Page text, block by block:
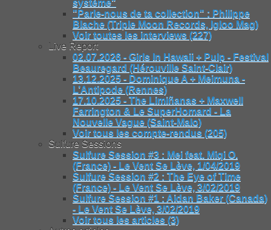
système"
"Parle-nous de ta collection" : Philippe
Blache (Triple Moon Records, Igloo Mag)
Voir toutes les interviews (227)
Live Report
02.07.2026 - Girls In Hawaii + Pulp - Festival
Beauregard (Hérouville Saint-Clair)
13.12.2025 - Dominique A + Meimuna -
L’Antipode (Rennes)
17.10.2025 - The Limiñanas + Maxwell
Farrington & Le SuperHomard - La
Nouvelle Vague (Saint-Malo)
Voir tous les compte-rendus (205)
Sulfure Sessions
Sulfure Session #3 : Mei feat. Miqi O.
(France) - Le Vent Se Lève, 1/04/2019
Sulfure Session #2 : The Eye of Time
(France) - Le Vent Se Lève, 3/02/2019
Sulfure Session #1 : Aidan Baker (Canada)
- Le Vent Se Lève, 3/02/2019
Voir tous les articles (3)